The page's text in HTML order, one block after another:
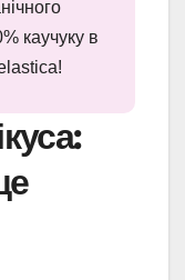
каучуку в